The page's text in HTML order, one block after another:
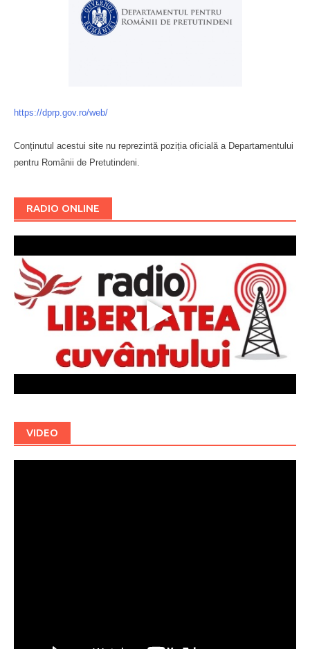
https://dprp.gov.ro/web/
Conținutul acestui site nu reprezintă poziția oficială a Departamentului
pentru Românii de Pretutindeni.
RADIO ONLINE
VIDEO